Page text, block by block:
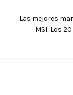
Las mejores
MSI: Los